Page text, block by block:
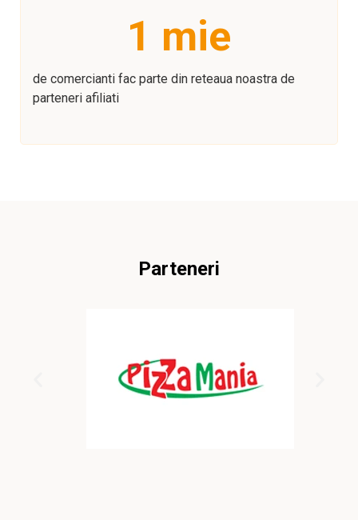
de comercianti fac parte din reteaua noastra de
parteneri afiliati
1 mie
Parteneri